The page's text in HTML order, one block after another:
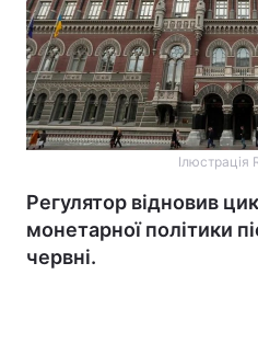
Ілюстрація
Регулятор відновив
монетарної політики
червні.